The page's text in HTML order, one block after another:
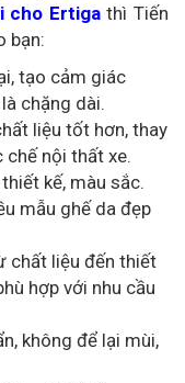
cho Ertigathì Tiến
bạn:
tạo cảm giác
chặng dài.
liệu tốt hơn, thay
chế nội thất xe.
kế, màu sắc.
mẫu ghế da đẹp
chất liệu đến thiết
hợp với nhu cầu
không để lại mùi,